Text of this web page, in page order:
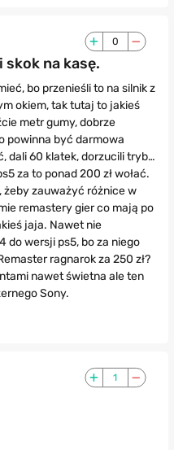
0
na kasę.
bo przenieśli to na silnik z
okiem, tak tutaj to jakieś
metr gumy, dobrze
powinna być darmowa
dali 60 klatek, dorzucili tryb…
za to ponad 200 zł wołać.
żeby zauważyć różnice w
remastery gier co mają po
jaja. Nawet nie
do wersji ps5, bo za niego
ragnarok za 250 zł?
nawet świetna ale ten
Sony.
1